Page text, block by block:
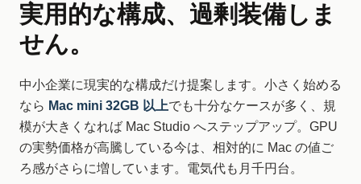
実用的な構成、過剰装備しま
せん。
中小企業に現実的な構成だけ提案します。小さく始める
なら Mac mini 32GB 以上でも十分なケースが多く、規
模が大きくなれば Mac Studio へステップアップ。GPU
の実勢価格が高騰している今は、相対的に Mac の値ご
ろ感がさらに増しています。電気代も月千円台。